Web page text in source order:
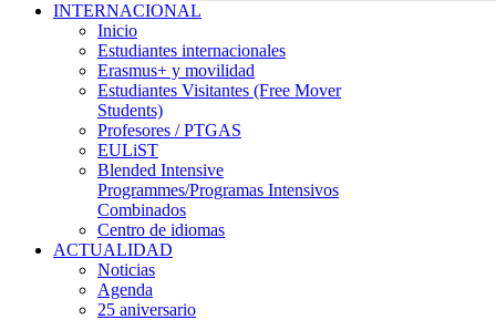
INTERNACIONAL
Inicio
Estudiantes internacionales
Erasmus+ y movilidad
Estudiantes Visitantes (Free Mover
Students)
Profesores / PTGAS
EULiST
Blended Intensive
Programmes/Programas Intensivos
Combinados
Centro de idiomas
ACTUALIDAD
Noticias
Agenda
25 aniversario